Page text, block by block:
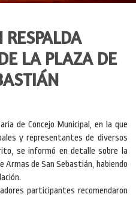
RESPALDA
LA PLAZA DE
de Concejo Municipal, en la que
y representantes de diversos
se informó en detalle sobre la
Armas de San Sebastián, habiendo
participantes recomendaron